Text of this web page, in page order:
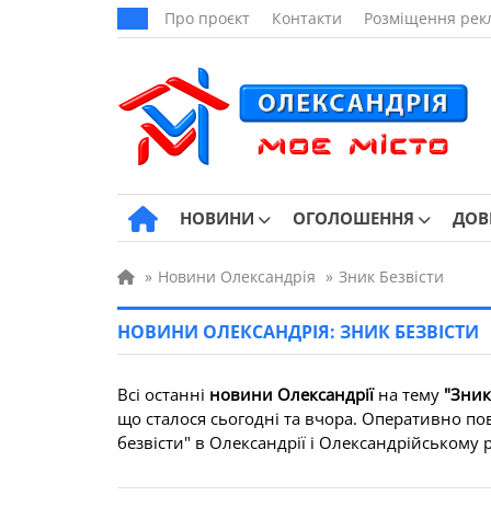
Про проєкт Контакти Розміщення
НОВИНИ ОГОЛОШЕННЯ
» Новини Олександрія » Зник Безвісти
НОВИНИ ОЛЕКСАНДРІЯ: ЗНИК БЕЗВІСТИ
Всі останні новини Олександріїна тему "Зник
що сталося сьогодні та вчора. Оперативно
безвісти" в Олександрії і Олександрійському